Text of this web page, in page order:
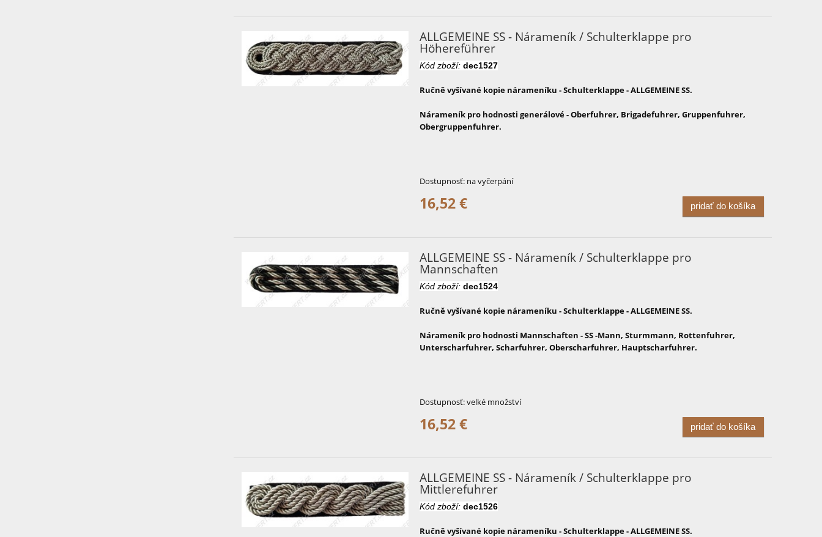
ALLGEMEINE SS - Nárameník / Schulterklappe pro
Höhereführer
Kód zboží: dec1527
Ručně vyšívané kopie nárameníku - Schulterklappe - ALLGEMEINE SS.
Nárameník pro hodnosti generálové - Oberfuhrer, Brigadefuhrer, Gruppenfuhrer,
Obergruppenfuhrer.
Dostupnosť: na vyčerpání
16,52 € pridať do košíka
ALLGEMEINE SS - Nárameník / Schulterklappe pro
Mannschaften
Kód zboží: dec1524
Ručně vyšívané kopie nárameníku - Schulterklappe - ALLGEMEINE SS.
Nárameník pro hodnosti Mannschaften - SS -Mann, Sturmmann, Rottenfuhrer,
Unterscharfuhrer, Scharfuhrer, Oberscharfuhrer, Hauptscharfuhrer.
Dostupnosť:velké množství
16,52 € pridať do košíka
ALLGEMEINE SS - Nárameník / Schulterklappe pro
Mittlerefuhrer
Kód zboží: dec1526
Ručně vyšívané kopie nárameníku - Schulterklappe - ALLGEMEINE SS.